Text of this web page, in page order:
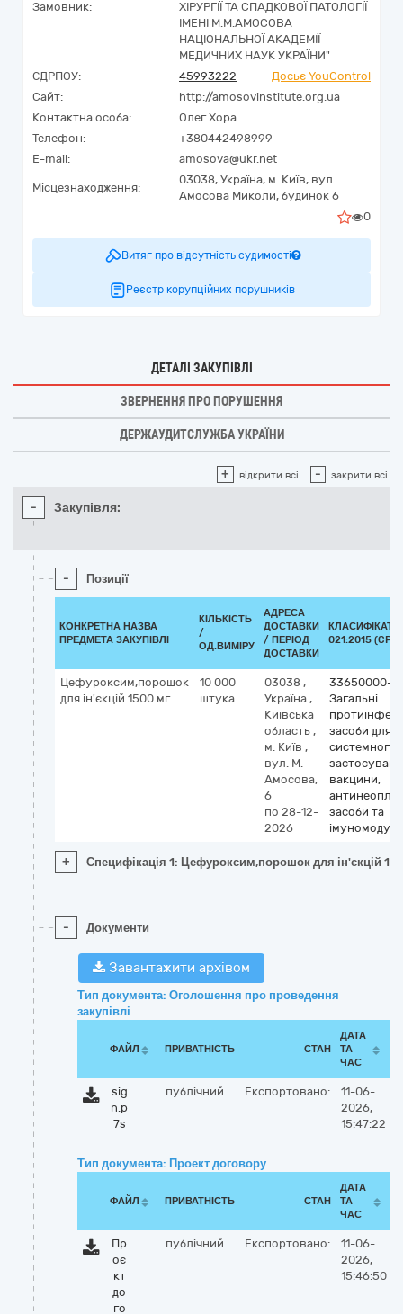
Замовник:
ХІРУРГІЇ ТА СПАДКОВОЇ ПАТОЛОГІЇ
ІМЕНІ М.М.АМОСОВА
НАЦІОНАЛЬНОЇ АКАДЕМІЇ
МЕДИЧНИХ НАУК УКРАЇНИ"
ЄДРПОУ:
45993222
Досьє YouControl
Сайт:
http://amosovinstitute.org.ua
Контактна особа:
Олег Хора
Телефон:
+380442498999
E-mail:
amosova@ukr.net
Місцезнаходження:
03038, Україна, м. Київ, вул.
Амосова Миколи, будинок 6
0
Витяг про відсутність судимості
Реєстр корупційних порушників
ДЕТАЛІ ЗАКУПІВЛІ
ЗВЕРНЕННЯ ПРО ПОРУШЕННЯ
ДЕРЖАУДИТСЛУЖБА УКРАЇНИ
+ відкрити всі - закрити всі
- Закупівля:
- Позиції
КОНКРЕТНА НАЗВА
ПРЕДМЕТА ЗАКУПІВЛІ
КІЛЬКІСТЬ
/
ОД.ВИМІРУ
АДРЕСА
ДОСТАВКИ
/ ПЕРІОД
ДОСТАВКИ
021:2015 (CPV)
Цефуроксим,порошок
для ін'єкцій 1500 мг
10 000
штука
03038 ,
Україна ,
Київська
область ,
м. Київ ,
вул. М.
Амосова,
6
по 28-12-
2026
33650000-1
Загальні
засоби для
системного
вакцини,
засоби та
+ Специфікація 1: Цефуроксим,порошок для ін'єкцій
- Документи
Завантажити архівом
Тип документа: Оголошення про проведення
закупівлі
ФАЙЛ ПРИВАТНІСТЬ СТАН
ДАТА
ТА
ЧАС
sig
n.p
7s
публічний Експортовано:
11-06-
2026,
15:47:22
Тип документа: Проект договору
ФАЙЛ ПРИВАТНІСТЬ СТАН
ДАТА
ТА
ЧАС
Пр
оє
кт
до
го
публічний Експортовано:
11-06-
2026,
15:46:50